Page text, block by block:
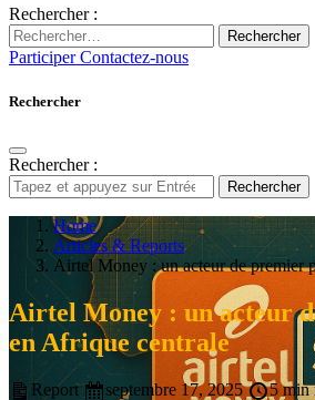
Rechercher :
Rechercher
ParticiperContactez-nous
Rechercher
Rechercher :
Rechercher
Home
Articles & Reports
Airtel Money : un acteur de premier
Airtel Money : un acteur
en Afrique centrale
Report septembre 17, 2025 5 min